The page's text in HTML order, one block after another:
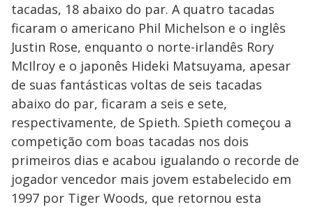
tacadas, 18 abaixo do par. A quatro tacadas
ficaram o americano Phil Michelson e o inglês
Justin Rose, enquanto o norte-irlandês Rory
McIlroy e o japonês Hideki Matsuyama, apesar
de suas fantásticas voltas de seis tacadas
abaixo do par, ficaram a seis e sete,
respectivamente, de Spieth. Spieth começou a
competição com boas tacadas nos dois
primeiros dias e acabou igualando o recorde de
jogador vencedor mais jovem estabelecido em
1997 por Tiger Woods, que retornou esta